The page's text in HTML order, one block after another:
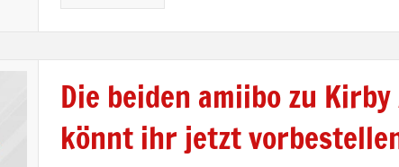
Die beiden amiibo zu
könnt ihr jetzt